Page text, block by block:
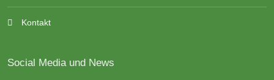
Kontakt
Social Media und News